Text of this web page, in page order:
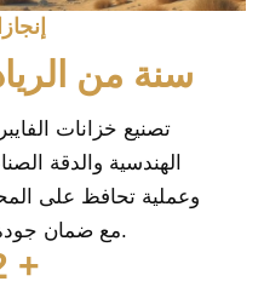
30 سنة من
تصنيع خزانات
الهندسية والدقة
وعملية تحافظ على
مع ضمان جودة تدوم لسنوات طويلة.
+